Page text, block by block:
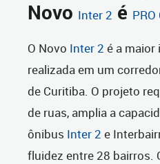
Novo Inter 2 é
O Novo Inter 2 é a maior
realizada em um
de Curitiba. O projeto
de ruas, amplia a
ônibus Inter 2 e
fluidez entre 28 bairros.